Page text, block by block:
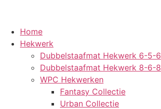
Home
Hekwerk
Dubbelstaafmat Hekwerk 6-5-6
Dubbelstaafmat Hekwerk 8-6-8
WPC Hekwerken
Fantasy Collectie
Urban Collectie